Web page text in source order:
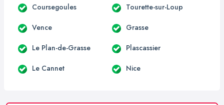
Coursegoules Tourette-sur-Loup
Vence Grasse
Le Plan-de-Grasse Plascassier
Le Cannet Nice